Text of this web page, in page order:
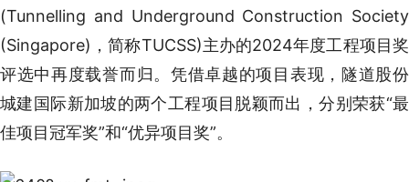
(Tunnelling and Underground Construction Society
(Singapore)，简称TUCSS)主办的2024年度工程项目奖
评选中再度载誉而归。凭借卓越的项目表现，隧道股份
城建国际新加坡的两个工程项目脱颖而出，分别荣获“最
佳项目冠军奖”和“优异项目奖”。